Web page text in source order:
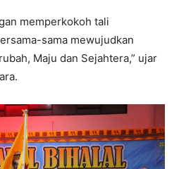
memperkokoh tali
sama mewujudkan
Maju dan Sejahtera,” ujar